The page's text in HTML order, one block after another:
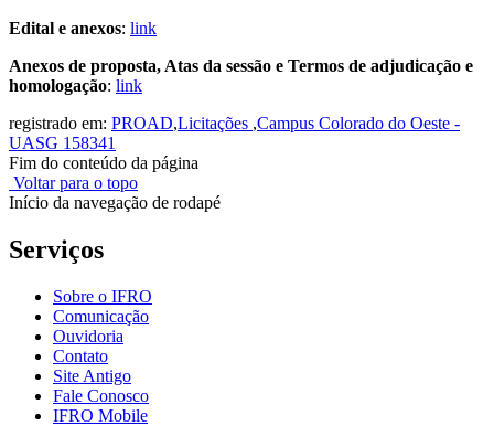
Edital e anexos: link
Anexos de proposta, Atas da sessão e Termos de adjudicação e
homologação: link
registrado em: PROAD,Licitações ,Campus Colorado do Oeste -
UASG 158341
Fim do conteúdo da página
Voltar para o topo
Início da navegação de rodapé
Serviços
Sobre o IFRO
Comunicação
Ouvidoria
Contato
Site Antigo
Fale Conosco
IFRO Mobile